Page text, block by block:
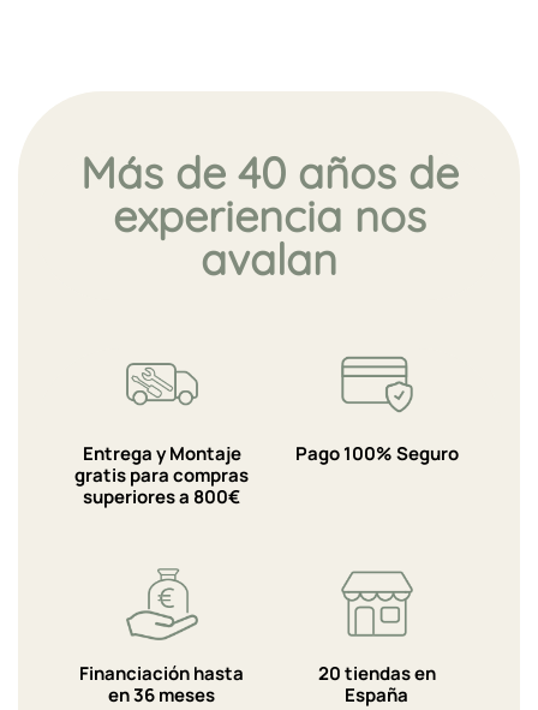
Más de 40 años de
experiencia nos
avalan
Entrega y Montaje
gratis para compras
superiores a 800€
Pago 100% Seguro
Financiación hasta
en 36 meses
20 tiendas en
España